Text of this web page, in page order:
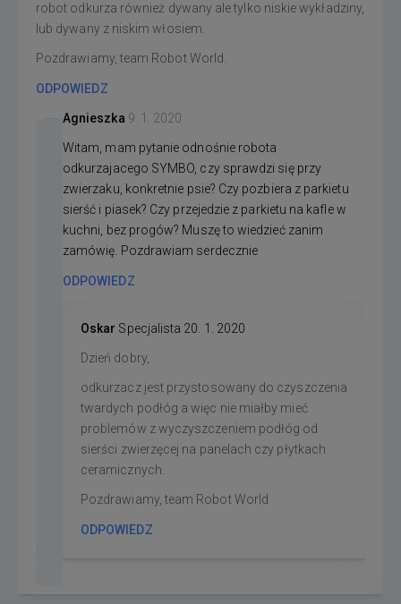
robot odkurza również dywany ale tylko niskie wykładziny,
lub dywany z niskim włosiem.
Pozdrawiamy, team Robot World.
ODPOWIEDZ
Agnieszka 9. 1. 2020
Witam, mam pytanie odnośnie robota
odkurzajacego SYMBO, czy sprawdzi się przy
zwierzaku, konkretnie psie? Czy pozbiera z parkietu
sierść i piasek? Czy przejedzie z parkietu na kafle w
kuchni, bez progów? Muszę to wiedzieć zanim
zamówię. Pozdrawiam serdecznie
ODPOWIEDZ
Oskar Specjalista 20. 1. 2020
Dzień dobry,
odkurzacz jest przystosowany do czyszczenia
twardych podłóg a więc nie miałby mieć
problemów z wyczyszczeniem podłóg od
sierści zwierzęcej na panelach czy płytkach
ceramicznych.
Pozdrawiamy, team Robot World
ODPOWIEDZ